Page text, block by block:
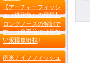
【アーチャーフィッシ
ュ（鉄砲魚）の種類】
ロングノーズの解剖で
す （食事前には見な
いで下さいね）
［水棲昆虫］
南米ナイフフィッシュ